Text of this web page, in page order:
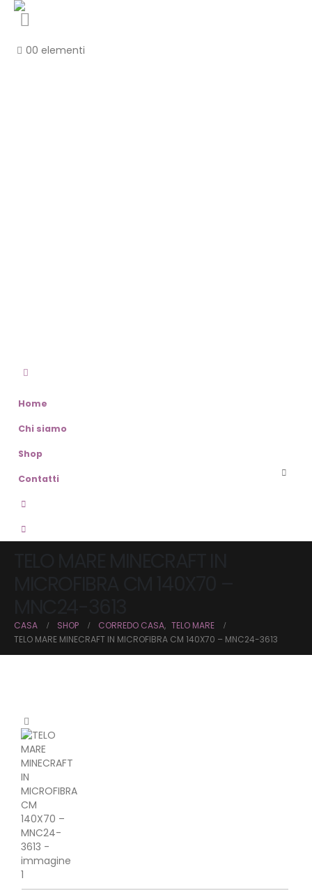
00 elementi
Home
Chi siamo
Shop
Contatti
CASA SHOP CORREDO CASA, TELO MARE
TELO MARE MINECRAFT IN MICROFIBRA CM 140X70 – MNC24-3613